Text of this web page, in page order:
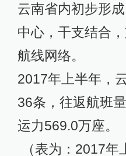
云南省内初步形
中心，干支结合
航线网络。
2017年上半年，
36条，往返航班
运力569.0万座。
（表为：2017